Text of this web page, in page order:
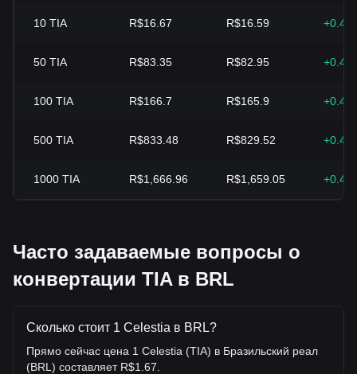
10 TIA R$16.67 R$16.59
50 TIA R$83.35 R$82.95
100 TIA R$166.7 R$165.9
500 TIA R$833.48 R$829.52
1000 TIA R$1,666.96 R$1,659.05
Часто задаваемые вопросы о
конвертации TIA в BRL
Сколько стоит 1 Celestia в BRL?
Прямо сейчас цена 1 Celestia (TIA) в Бразильский реал
(BRL) составляет R$1.67.